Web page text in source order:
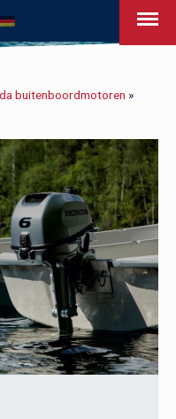
- Uw leven op het
buitenboordmotoren »